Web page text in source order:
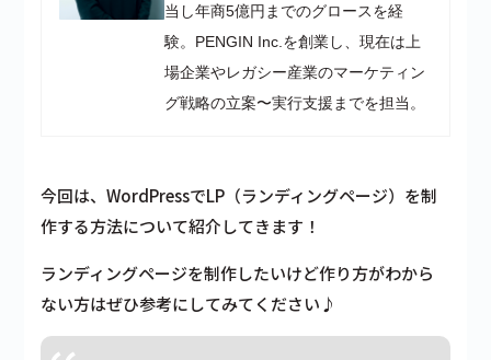
当し年商5億円までのグロースを経
験。PENGIN Inc.を創業し、現在は上
場企業やレガシー産業のマーケティン
グ戦略の立案〜実行支援までを担当。
今回は、WordPressでLP（ランディングページ）を制
作する方法について紹介してきます！
ランディングページを制作したいけど作り方がわから
ない方はぜひ参考にしてみてください♪